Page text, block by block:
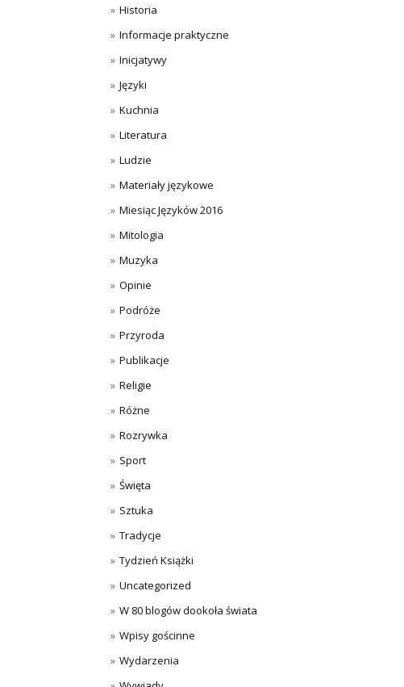
Historia
Informacje praktyczne
Inicjatywy
Języki
Kuchnia
Literatura
Ludzie
Materiały językowe
Miesiąc Języków 2016
Mitologia
Muzyka
Opinie
Podróże
Przyroda
Publikacje
Religie
Różne
Rozrywka
Sport
Święta
Sztuka
Tradycje
Tydzień Książki
Uncategorized
W 80 blogów dookoła świata
Wpisy gościnne
Wydarzenia